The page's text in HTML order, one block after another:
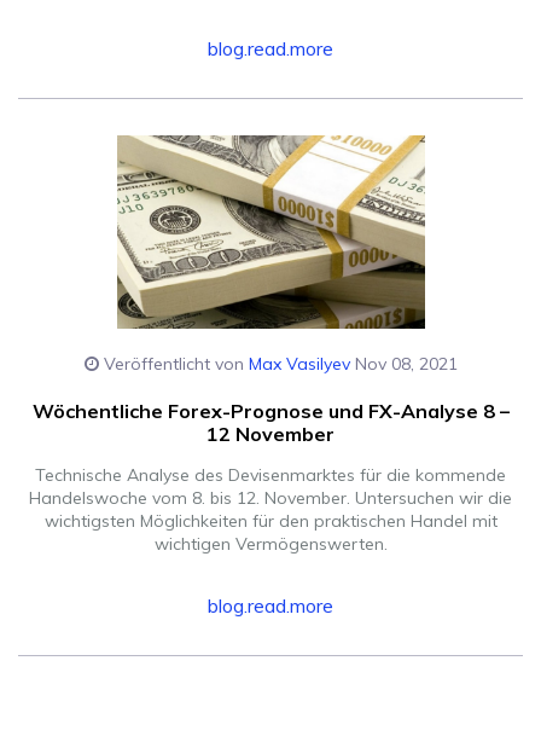
blog.read.more
Veröffentlicht von Max VasilyevNov 08, 2021
Wöchentliche Forex-Prognose und FX-Analyse 8 –
12 November
Technische Analyse des Devisenmarktes für die kommende
Handelswoche vom 8. bis 12. November. Untersuchen wir die
wichtigsten Möglichkeiten für den praktischen Handel mit
wichtigen Vermögenswerten.
blog.read.more